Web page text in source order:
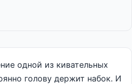
одной из кивательных
голову держит набок. И